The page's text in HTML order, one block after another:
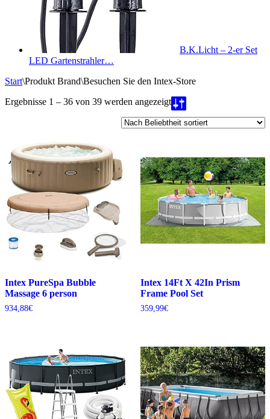
B.K.Licht – 2-er Set
LED Gartenstrahler…
Start\Produkt Brand\Besuchen Sie den Intex-Store
Ergebnisse 1 – 36 von 39 werden angezeigtNach
Beliebtheit
sortiert
Intex PureSpa Bubble
Massage 6 person
934,88€
Intex 14Ft X 42In Prism
Frame Pool Set
359,99€